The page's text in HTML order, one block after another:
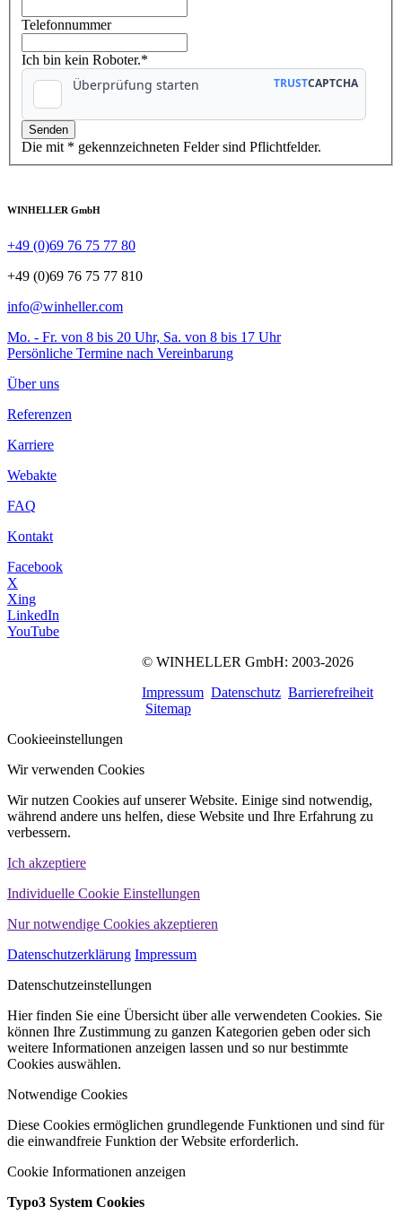
Telefonnummer
Ich bin kein Roboter.*
Die mit * gekennzeichneten Felder sind Pflichtfelder.
WINHELLER GmbH
+49 (0)69 76 75 77 80
+49 (0)69 76 75 77 810
info@winheller.com
Mo. - Fr. von 8 bis 20 Uhr, Sa. von 8 bis 17 Uhr
Persönliche Termine nach Vereinbarung
Über uns
Referenzen
Karriere
Webakte
FAQ
Kontakt
Facebook
X
Xing
LinkedIn
YouTube
WINHELLER GmbH
© WINHELLER GmbH: 2003-2026
Impressum Datenschutz Barrierefreiheit
Sitemap
Cookieeinstellungen
Wir verwenden Cookies
Wir nutzen Cookies auf unserer Website. Einige sind notwendig,
während andere uns helfen, diese Website und Ihre Erfahrung zu
verbessern.
Ich akzeptiere
Individuelle Cookie Einstellungen
Nur notwendige Cookies akzeptieren
Datenschutzerklärung Impressum
Datenschutzeinstellungen
Hier finden Sie eine Übersicht über alle verwendeten Cookies. Sie
können Ihre Zustimmung zu ganzen Kategorien geben oder sich
weitere Informationen anzeigen lassen und so nur bestimmte
Cookies auswählen.
Notwendige Cookies
Diese Cookies ermöglichen grundlegende Funktionen und sind für
die einwandfreie Funktion der Website erforderlich.
Cookie Informationen anzeigen
Typo3 System Cookies